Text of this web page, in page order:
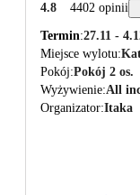
4.8 4402 opinii
Termin 27.11 -
Miejsce wylotu
Pokój Pokój 2 os.
Wyżywienie All
Organizator Itaka